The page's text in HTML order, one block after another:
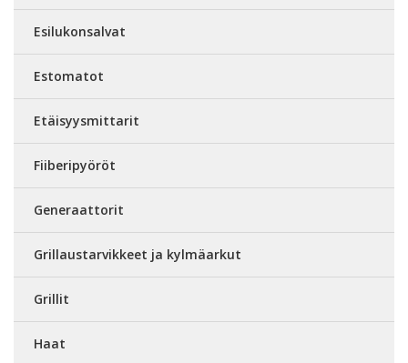
Esilukonsalvat
Estomatot
Etäisyysmittarit
Fiiberipyöröt
Generaattorit
Grillaustarvikkeet ja kylmäarkut
Grillit
Haat